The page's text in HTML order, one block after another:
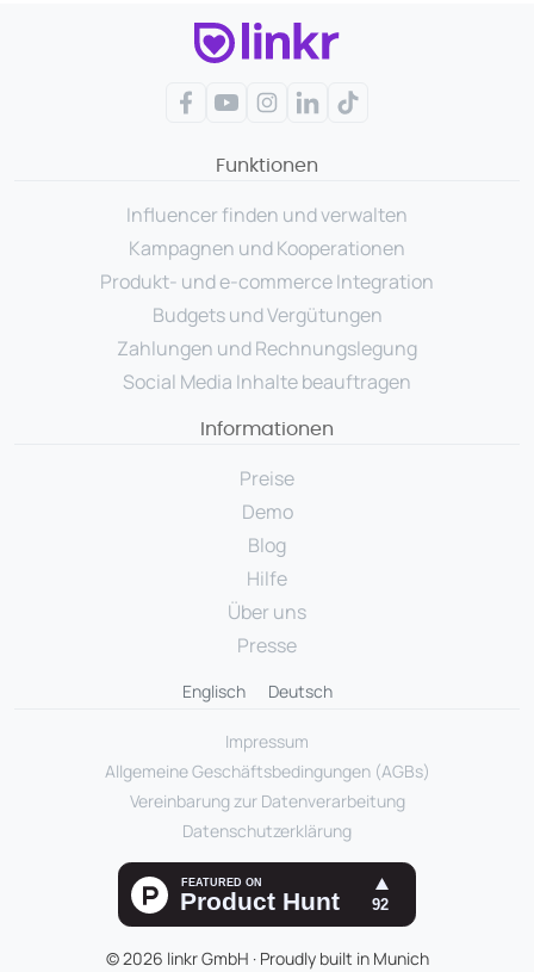
Facebook
YouTubeInstagram
LinkedInTikTok
Funktionen
Influencer finden und verwalten
Kampagnen und Kooperationen
Produkt- und e-commerce Integration
Budgets und Vergütungen
Zahlungen und Rechnungslegung
Social Media Inhalte beauftragen
Informationen
Preise
Demo
Blog
Hilfe
Über uns
Presse
Englisch Deutsch
Impressum
Allgemeine Geschäftsbedingungen (AGBs)
Vereinbarung zur Datenverarbeitung
Datenschutzerklärung
© 2026 linkr GmbH · Proudly built in Munich